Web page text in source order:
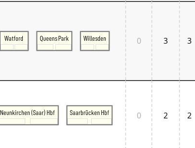
Alternative Stellwerke
BundesbahnZeiten
Polen
Österreich
Österreich Mitte
Watford Queens Park Willesden 0 3 3
Neunkirchen (Saar) Hbf Saarbrücken Hbf 0 2 2